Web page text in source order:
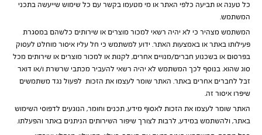
כל טענה או תביעה כלפי האתר או מי מטעמו בקשר עם כל שימוש שייעשה בתכני
המשתמש.
המשתמש מצהיר כי לא יהיה רשאי למכור מוצרים או שירותים כלשהם במסגרת
פעילותו באתר או באמצעות האתר. ידוע למשתמש כי חל עליו איסור מוחלט לעסוק
בפרסום או בשכנוע חברים/מנויים אחרים, לקנות או למכור מוצרים או שירותים מכל
סוג שהוא. בנוסף לכך המשתמש לא יהיה רשאי להעביר מכתבי שרשרת ו/או דואר
זבל לחברים אחרים באתר. האתר שומר לעצמו את הזכות לפעול נגד משתמשים
שיפרו איסור זה.
האתר שומר לעצמו את הזכות לאסוף מידע, תכנים וחומר, הנוגעים לדפוסי השימוש
באתר, ולהשתמש במידע, לרבות לצורך שיפור השירותים הניתנים באתר והפעלתו.